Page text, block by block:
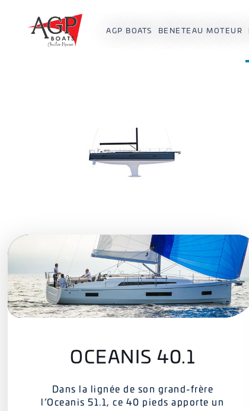
AGP BOATS BENETEAU MOTEUR
OCEANIS 40.1
Dans la lignée de son grand-frère
l’Oceanis 51.1, ce 40 pieds apporte un